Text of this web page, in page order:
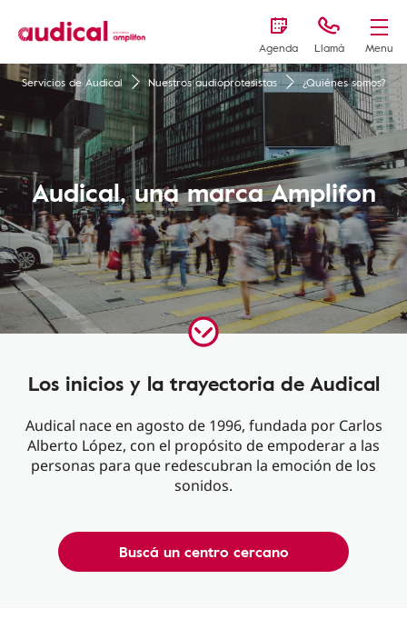
Agenda Llamá Menu
Servicios de Audical Nuestros audioprotesistas ¿Quiénes somos?
Audical, una marca Amplifon
Los inicios y la trayectoria de Audical
Audical nace en agosto de 1996, fundada por Carlos
Alberto López, con el propósito de empoderar a las
personas para que redescubran la emoción de los
sonidos.
Buscá un centro cercano